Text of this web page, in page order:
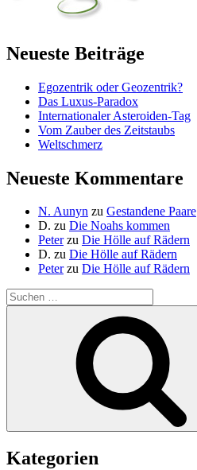
Neueste Beiträge
Egozentrik oder Geozentrik?
Das Luxus-Paradox
Internationaler Asteroiden-Tag
Vom Zauber des Zeitstaubs
Weltschmerz
Neueste Kommentare
N. Aunyn zu Gestandene Paare
D. zu Die Noahs kommen
Peterzu Die Hölle auf Rädern
D. zu Die Hölle auf Rädern
Peterzu Die Hölle auf Rädern
Suche
nach:
Kategorien